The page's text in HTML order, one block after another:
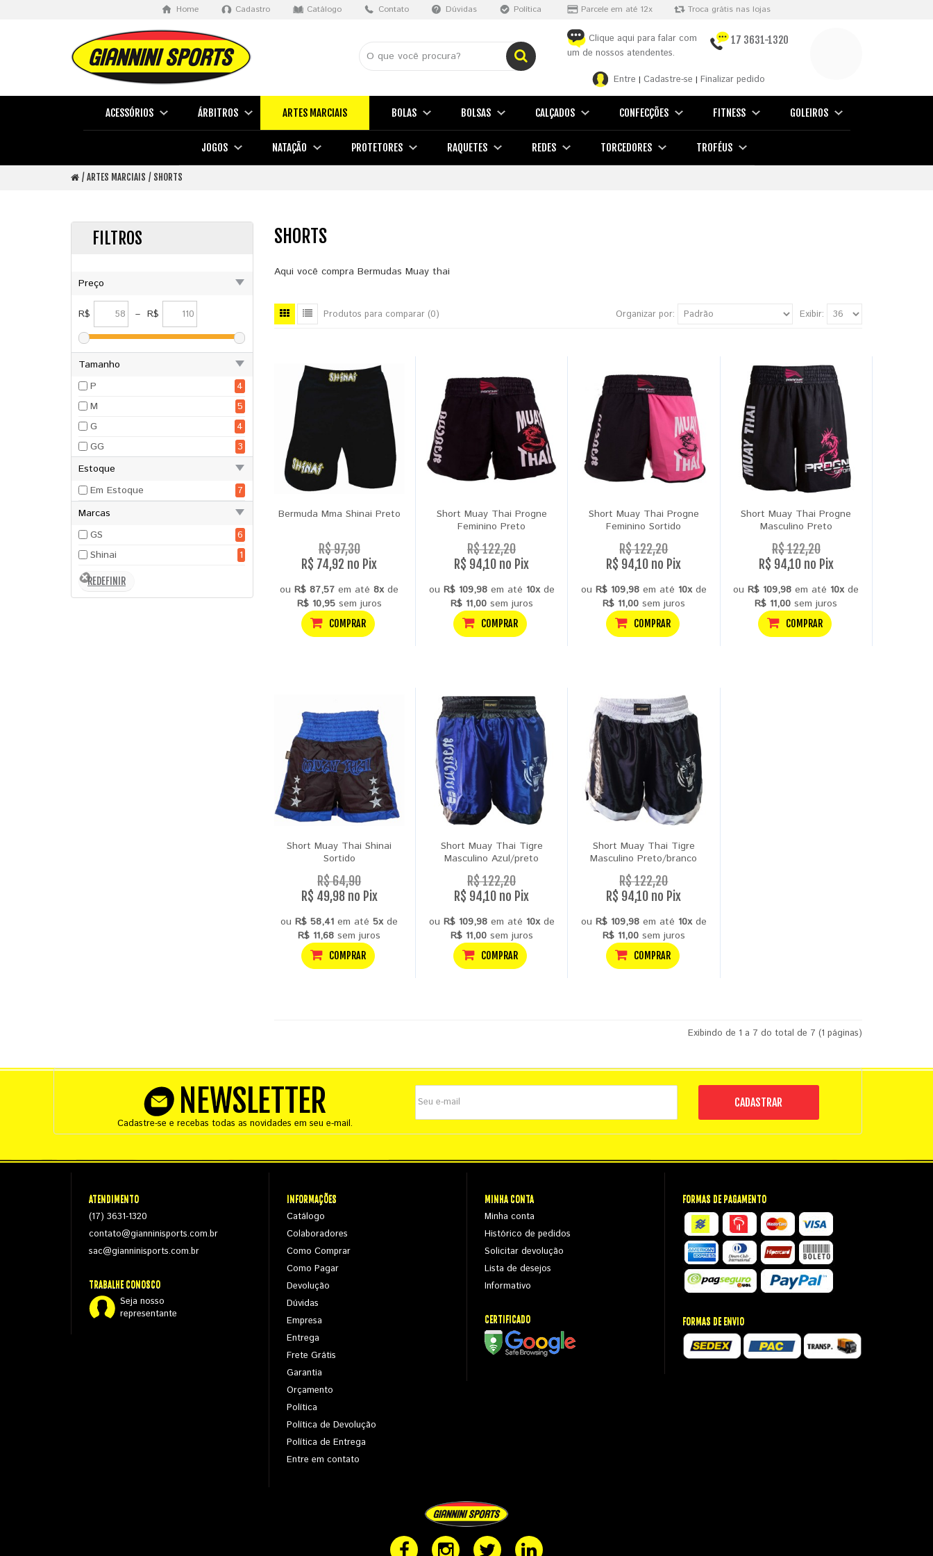
Home Cadastro Catálogo Contato Dúvidas Política Parcele em até 12x Troca grátis nas lojas
Clique aqui para falar com
um de nossos atendentes.
17 3631-1320
Entre | Cadastre-se | Finalizar pedido
ACESSÓRIOS ÁRBITROS ARTES MARCIAIS BOLAS BOLSAS CALÇADOS CONFECÇÕES FITNESS GOLEIROS
JOGOS NATAÇÃO PROTETORES RAQUETES REDES TORCEDORES TROFÉUS
ARTES MARCIAIS SHORTS
FILTROS
Preço
R$ – R$
Tamanho
P
4
M
5
G
4
GG
3
Estoque
Em Estoque
7
Marcas
GS
6
Shinai
1
SHORTS
Aqui você compra Bermudas Muay thai
Exibir:
Organizar por:
Produtos para comparar (0)
Bermuda Mma Shinai Preto
R$ 97,30
R$ 74,92 no Pix
ouR$ 87,57 em até8xde
R$ 10,95sem juros
COMPRAR
Short Muay Thai Progne
Feminino Preto
R$ 122,20
R$ 94,10 no Pix
ou R$ 109,98em até 10xde
R$ 11,00sem juros
COMPRAR
Short Muay Thai Progne
Feminino Sortido
R$ 122,20
R$ 94,10 no Pix
ou R$ 109,98em até 10xde
R$ 11,00sem juros
COMPRAR
Short Muay Thai Progne
Masculino Preto
R$ 122,20
R$ 94,10 no Pix
ouR$ 109,98 em até 10xde
R$ 11,00 sem juros
COMPRAR
Short Muay Thai Shinai
Sortido
R$ 64,90
R$ 49,98 no Pix
ouR$ 58,41 em até5xde
R$ 11,68 sem juros
COMPRAR
Short Muay Thai Tigre
Masculino Azul/preto
R$ 122,20
R$ 94,10 no Pix
ou R$ 109,98em até 10xde
R$ 11,00sem juros
COMPRAR
Short Muay Thai Tigre
Masculino Preto/branco
R$ 122,20
R$ 94,10 no Pix
ou R$ 109,98em até 10xde
R$ 11,00sem juros
COMPRAR
Exibindo de 1 a 7 do total de 7 (1 páginas)
NEWSLETTER
Cadastre-se e recebas todas as novidades em seu e-mail.
CADASTRAR
ATENDIMENTO
(17) 3631-1320
contato@gianninisports.com.br
sac@gianninisports.com.br
TRABALHE CONOSCO
Seja nosso
representante
INFORMAÇÕES
Catálogo
Colaboradores
Como Comprar
Como Pagar
Devolução
Dúvidas
Empresa
Entrega
Frete Grátis
Garantia
Orçamento
Política
Política de Devolução
Política de Entrega
Entre em contato
MINHA CONTA
Minha conta
Histórico de pedidos
Solicitar devolução
Lista de desejos
Informativo
CERTIFICADO
FORMAS DE PAGAMENTO
FORMAS DE ENVIO